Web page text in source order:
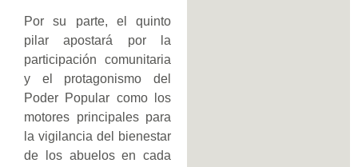
Por su parte, el quinto
pilar apostará por la
participación comunitaria
y el protagonismo del
Poder Popular como los
motores principales para
la vigilancia del bienestar
de los abuelos en cada